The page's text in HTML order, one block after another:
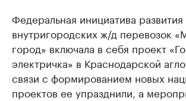
Федеральная инициатива развития
внутригородских ж/д перевозок
город» включала в себя проект
электричка» в Краснодарской
связи с формированием новых
проектов ее упразднили, а